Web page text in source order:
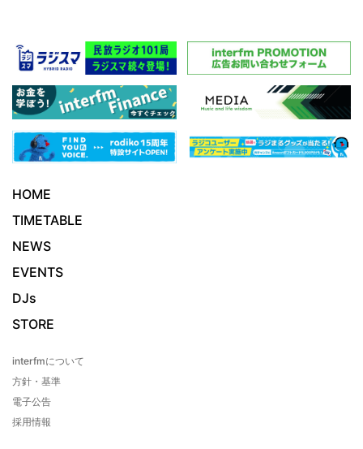
HOME
TIMETABLE
NEWS
EVENTS
DJs
STORE
interfmについて
方針・基準
電子公告
採用情報